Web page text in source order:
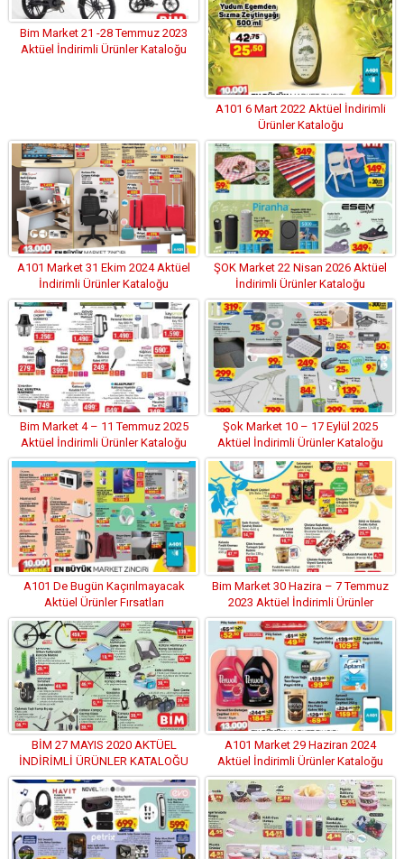
Bim Market 21 -28 Temmuz 2023
Aktüel İndirimli Ürünler Kataloğu
A101 6 Mart 2022 Aktüel İndirimli
Ürünler Kataloğu
A101 Market 31 Ekim 2024 Aktüel
İndirimli Ürünler Kataloğu
ŞOK Market 22 Nisan 2026 Aktüel
İndirimli Ürünler Kataloğu
Bim Market 4 – 11 Temmuz 2025
Aktüel İndirimli Ürünler Kataloğu
Şok Market 10 – 17 Eylül 2025
Aktüel İndirimli Ürünler Kataloğu
A101 De Bugün Kaçırılmayacak
Aktüel Ürünler Fırsatları
(09.04.2022)
Bim Market 30 Hazira – 7 Temmuz
2023 Aktüel İndirimli Ürünler
Kataloğu
BİM 27 MAYIS 2020 AKTÜEL
İNDİRİMLİ ÜRÜNLER KATALOĞU
A101 Market 29 Haziran 2024
Aktüel İndirimli Ürünler Kataloğu